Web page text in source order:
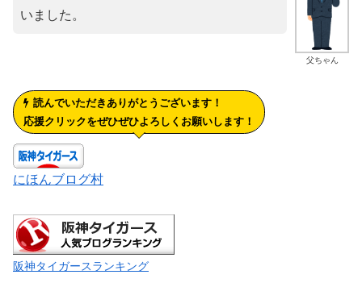
父ちゃん
いました。
読んでいただきありがとうございます！
応援クリックをぜひぜひよろしくお願いします！
にほんブログ村
阪神タイガースランキング